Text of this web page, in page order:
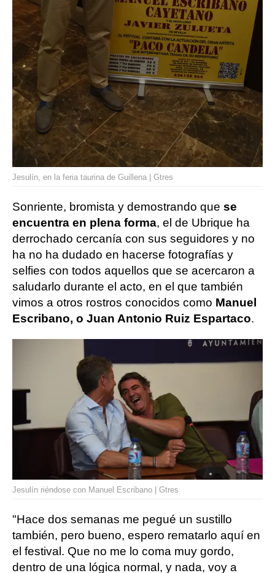
Jesulín, en la feria taurina de Guillena | Gtres
Sonriente, bromista y demostrando que se
encuentra en plena forma, el de Ubrique ha
derrochado cercanía con sus seguidores y no
ha no ha dudado en hacerse fotografías y
selfies con todos aquellos que se acercaron a
saludarlo durante el acto, en el que también
vimos a otros rostros conocidos como Manuel
Escribano, o Juan Antonio Ruiz Espartaco.
Jesulín riéndose con Manuel Escribano | Gtres
"Hace dos semanas me pegué un sustillo
también, pero bueno, espero rematarlo aquí en
el festival. Que no me lo coma muy gordo,
dentro de una lógica normal, y nada, voy a